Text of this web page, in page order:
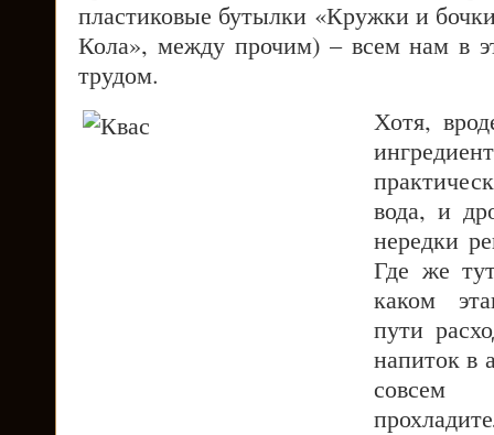
пластиковые бутылки «Кружки и
Кола», между прочим) – всем нам в
трудом.
Хотя,
вода, и
нередки
Где же
каком
пути
напиток в